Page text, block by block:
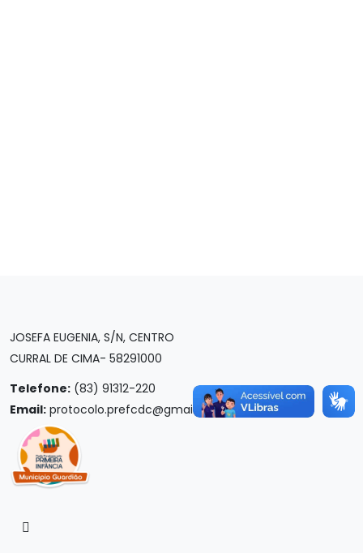
JOSEFA EUGENIA, S/N, CENTRO
CURRAL DE CIMA- 58291000
Telefone: (83) 91312-220
Email: protocolo.prefcdc@gmail.com